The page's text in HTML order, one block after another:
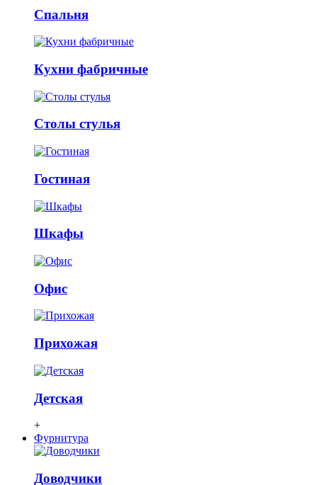
Спальня
Кухни фабричные
Столы стулья
Гостиная
Шкафы
Офис
Прихожая
Детская
+
Фурнитура
Доводчики